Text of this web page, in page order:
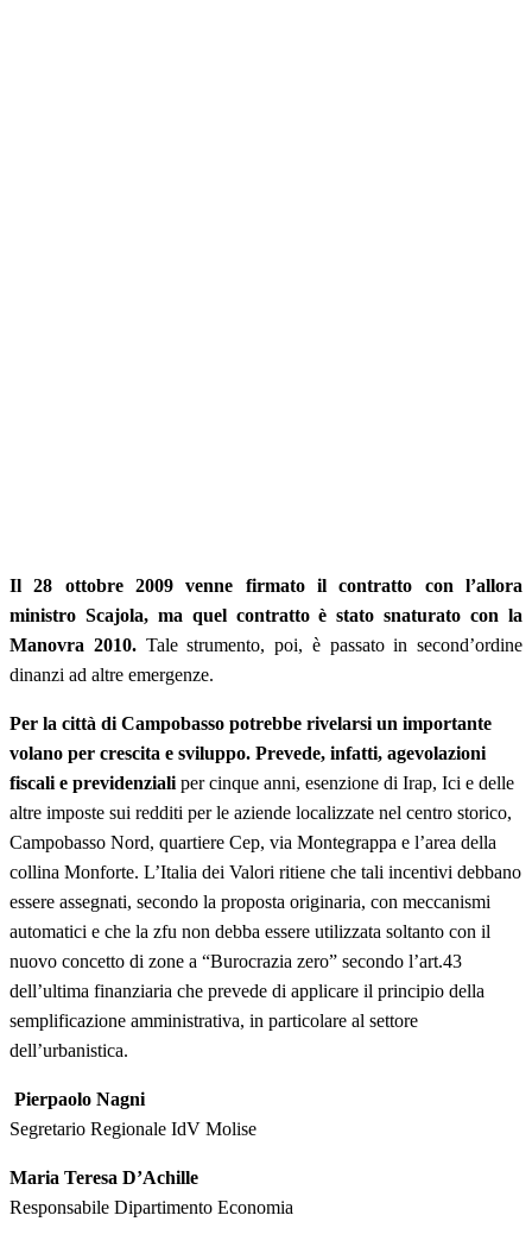
Il 28 ottobre 2009 venne firmato il contratto con l’allora
ministro Scajola, ma quel contratto è stato snaturato con la
Manovra 2010.Tale strumento, poi, è passato in second’ordine
dinanzi ad altre emergenze.
Per la città di Campobasso potrebbe rivelarsi un importante
volano per crescita e sviluppo. Prevede, infatti, agevolazioni
fiscali e previdenziali per cinque anni, esenzione di Irap, Ici e delle
altre imposte sui redditi per le aziende localizzate nel centro storico,
Campobasso Nord, quartiere Cep, via Montegrappa e l’area della
collina Monforte. L’Italia dei Valori ritiene che tali incentivi debbano
essere assegnati, secondo la proposta originaria, con meccanismi
automatici e che la zfu non debba essere utilizzata soltanto con il
nuovo concetto di zone a “Burocrazia zero” secondo l’art.43
dell’ultima finanziaria che prevede di applicare il principio della
semplificazione amministrativa, in particolare al settore
dell’urbanistica.
Pierpaolo Nagni
Segretario Regionale IdV Molise
Maria Teresa D’Achille
Responsabile Dipartimento Economia